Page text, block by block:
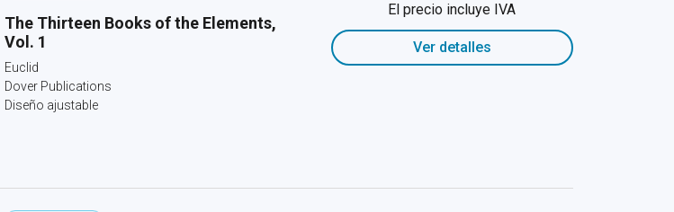
The Thirteen Books of the Elements,
Vol. 1
Euclid
Dover Publications
Diseño ajustable
El precio incluye IVA
Ver detalles